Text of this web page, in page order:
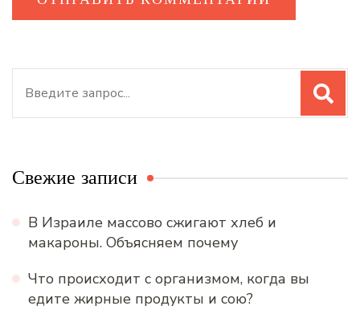
Свежие записи
В Израиле массово сжигают хлеб и
макароны. Объясняем почему
Что происходит с организмом, когда вы
едите жирные продукты и сою?